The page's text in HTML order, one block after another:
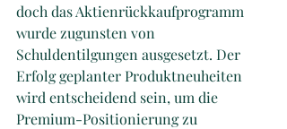
doch das Aktienrückkaufprogramm
wurde zugunsten von
Schuldentilgungen ausgesetzt. Der
Erfolg geplanter Produktneuheiten
wird entscheidend sein, um die
Premium-Positionierung zu